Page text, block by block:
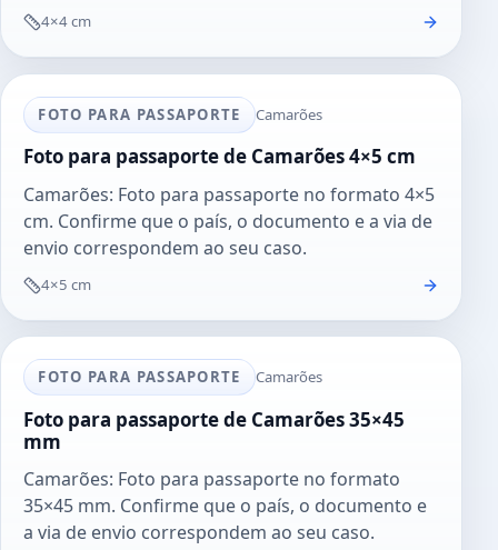
4×4 cm
FOTO PARA PASSAPORTE Camarões
Foto para passaporte de Camarões 4×5 cm
Camarões: Foto para passaporte no formato 4×5
cm. Confirme que o país, o documento e a via de
envio correspondem ao seu caso.
4×5 cm
FOTO PARA PASSAPORTE Camarões
Foto para passaporte de Camarões 35×45
mm
Camarões: Foto para passaporte no formato
35×45 mm. Confirme que o país, o documento e
a via de envio correspondem ao seu caso.